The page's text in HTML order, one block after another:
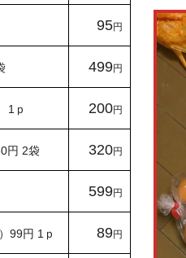
95円
499円
1ｐ 200円
円 2袋 320円
599円
99円 1 ｐ 89円